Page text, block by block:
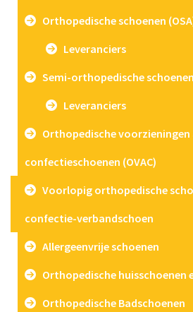
Orthopedische schoenen
Leveranciers
Semi-orthopedische schoenen
Leveranciers
Orthopedische voorzieningen
confectieschoenen (OVAC)
Voorlopig orthopedische
confectie-verbandschoen
Allergeenvrije schoenen
Orthopedische huisschoenen
Orthopedische Badschoenen